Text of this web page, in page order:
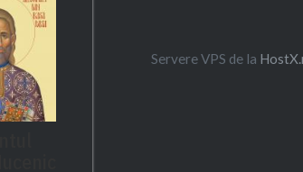
Servere VPS de la